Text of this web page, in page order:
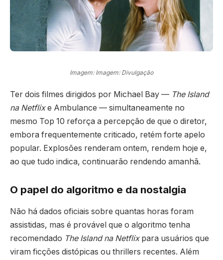
Imagem: Imagem: Divulgação
Ter dois filmes dirigidos por Michael Bay — The Island
na Netflixe Ambulance — simultaneamente no
mesmo Top 10 reforça a percepção de que o diretor,
embora frequentemente criticado, retém forte apelo
popular. Explosões renderam ontem, rendem hoje e,
ao que tudo indica, continuarão rendendo amanhã.
O papel do algoritmo e da nostalgia
Não há dados oficiais sobre quantas horas foram
assistidas, mas é provável que o algoritmo tenha
recomendado The Island na Netflixpara usuários que
viram ficções distópicas ou thrillers recentes. Além